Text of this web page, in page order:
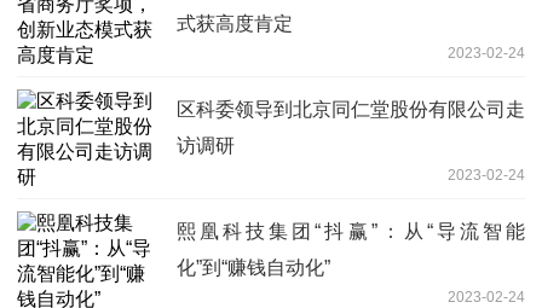
式获高度肯定
2023-02-24
区科委领导到北京同仁堂股份有限公司走
访调研
2023-02-24
熙凰科技集团“抖赢”：从“导流智能
化”到“赚钱自动化”
2023-02-24